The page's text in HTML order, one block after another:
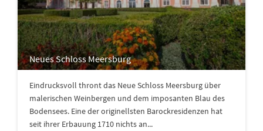
Neues Schloss Meersburg
Eindrucksvoll thront das Neue Schloss Meersburg über
malerischen Weinbergen und dem imposanten Blau des
Bodensees. Eine der originellsten Barockresidenzen hat
seit ihrer Erbauung 1710 nichts an...